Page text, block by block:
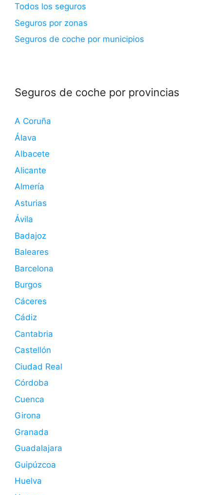
Todos los seguros
Seguros por zonas
Seguros de coche por municipios
Seguros de coche por provincias
A Coruña
Álava
Albacete
Alicante
Almería
Asturias
Ávila
Badajoz
Baleares
Barcelona
Burgos
Cáceres
Cádiz
Cantabria
Castellón
Ciudad Real
Córdoba
Cuenca
Girona
Granada
Guadalajara
Guipúzcoa
Huelva